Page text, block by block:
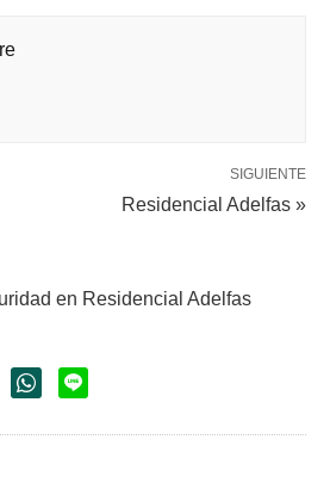
SIGUIENTE
Residencial Adelfas »
en Residencial Adelfas